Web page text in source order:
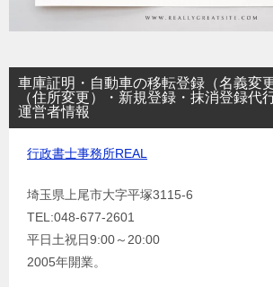
車庫証明・自動車の移転登録（名義変
（住所変更）・新規登録・抹消登録
運営者情報
行政書士事務所REAL
埼玉県上尾市大字平塚3115-6
TEL:048-677-2601
平日土祝日9:00～20:00
2005年開業。